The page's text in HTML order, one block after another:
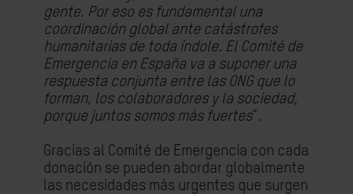
gente. Por eso es fundamental una
coordinación global ante catástrofes
humanitarias de toda índole. El Comité de
Emergencia en España va a suponer una
respuesta conjunta entre las ONG que lo
forman, los colaboradores y la sociedad,
porque juntos somos más fuertes”.
Gracias al Comité de Emergencia con cada
donación se pueden abordar globalmente
las necesidades más urgentes que surgen